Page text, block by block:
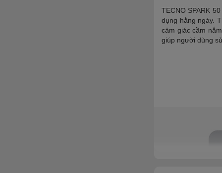
TECNO SPARK
dụng hằng ngày.
cảm giác cầm
giúp người dùng